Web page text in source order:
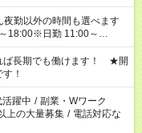
勤以外の時間も選べます
18:00※日勤 11:00～
施設もあるので、ご希望が
務地により実働時間が異
要な場合も遠慮なくご相談
ば長期でも働けます！ ★開
！
躍中 / 副業・Wワーク
上の大量募集 / 電話対応な